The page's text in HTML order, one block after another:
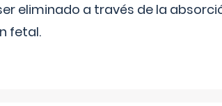
eliminado a través de la
fetal.